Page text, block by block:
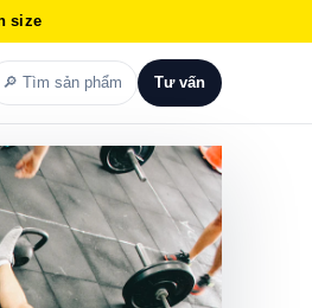
size
🔎 Tìm sản phẩm Tư vấn